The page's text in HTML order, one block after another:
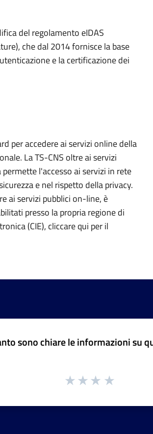
del regolamento eIDAS
che dal 2014 fornisce la base
e la certificazione dei
per accedere ai servizi online della
La TS-CNS oltre ai servizi
l'accesso ai servizi in rete
e nel rispetto della privacy.
ai servizi pubblici on-line, è
presso la propria regione di
(CIE), cliccare qui per il
sono chiare le informazioni su